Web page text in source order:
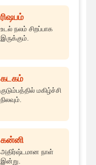
ரிஷபம்
உடல் நலம் சிறப்பாக
இருக்கும்.
கடகம்
குடும்பத்தில் மகிழ்ச்சி
நிலவும்.
கன்னி
அதிர்ஷ்டமான நாள்
இன்று.